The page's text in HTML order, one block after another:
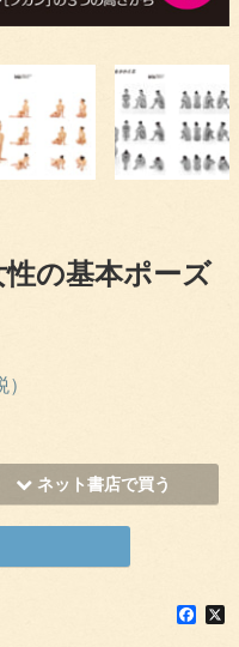
の基本ポーズ
ネット書店で買う